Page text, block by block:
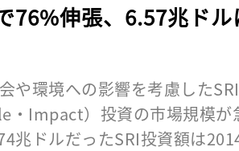
76%伸張、6.57兆ドル
や環境への影響を考慮した
・Impact）投資の市場規模が
兆ドルだったSRI投資額は